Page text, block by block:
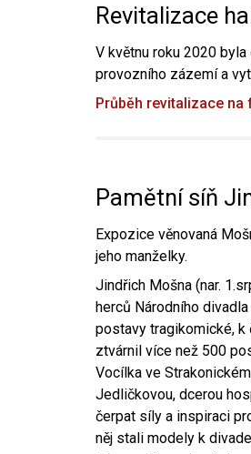
Revitalizace
V květnu roku 2020
provozního zázemí a
Průběh revitalizace na
Pamětní síň
Expozice věnovaná
jeho manželky.
Jindřich Mošna (nar.
herců Národního
postavy tragikomické, k
ztvárnil více než 500
Vocílka ve
Jedličkovou, dcerou
čerpat síly a inspiraci
něj stali modely k